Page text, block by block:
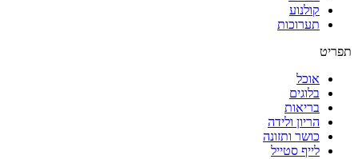
קולנוע
תערוכות
תפריט
אוכל
בלוגים
בריאות
הריון ולידה
כושר ותזונה
לייף סטייל